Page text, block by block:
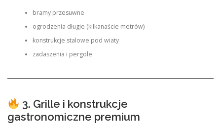
bramy przesuwne
ogrodzenia długie (kilkanaście metrów)
konstrukcje stalowe pod wiaty
zadaszenia i pergole
3. Grille i konstrukcje
gastronomiczne premium